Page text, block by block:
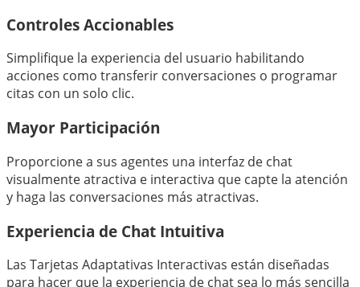
Controles Accionables
Simplifique la experiencia del usuario habilitando
acciones como transferir conversaciones o programar
citas con un solo clic.
Mayor Participación
Proporcione a sus agentes una interfaz de chat
visualmente atractiva e interactiva que capte la atención
y haga las conversaciones más atractivas.
Experiencia de Chat Intuitiva
Las Tarjetas Adaptativas Interactivas están diseñadas
para hacer que la experiencia de chat sea lo más sencilla